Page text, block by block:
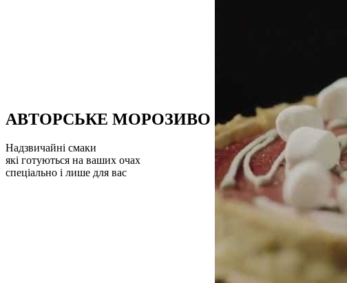
АВТОРСЬКЕ МОРОЗИВО
Надзвичайні смаки
які готуються на ваших очах
спеціально і лише для вас